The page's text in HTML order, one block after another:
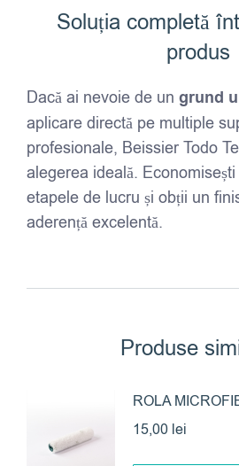
Soluția completă
produs
Dacă ai nevoie de un grund
aplicare directă pe multiple
profesionale, Beissier Todo
alegerea ideală.
etapele de lucru și obții un
aderență excelentă.
Produse
ROLA
15,00 lei